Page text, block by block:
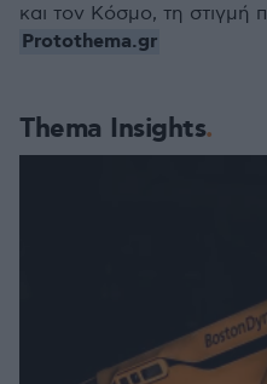
Thema Insights
και τον Κόσμο, τη στιγμή
Protothema.gr